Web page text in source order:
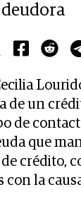
de un
de
que
crédito,
con la